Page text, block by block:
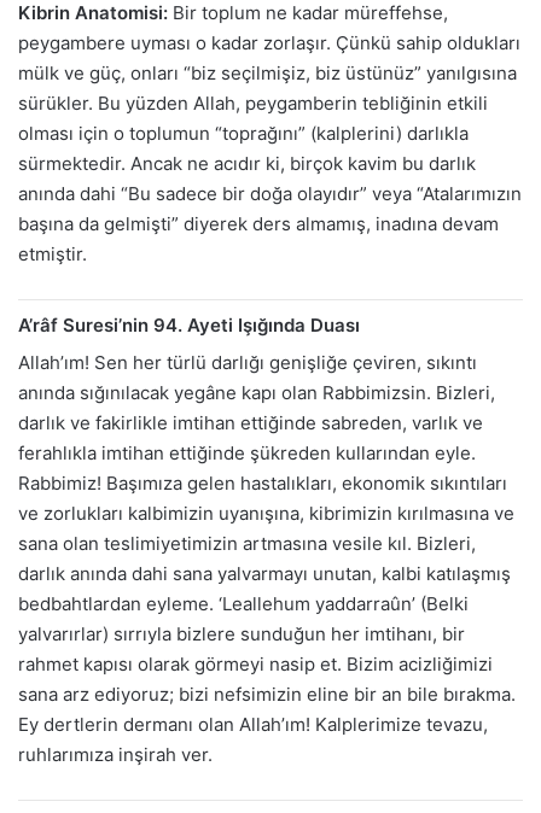
Kibrin Anatomisi: Bir toplum ne kadar müreffehse,
peygambere uyması o kadar zorlaşır. Çünkü sahip oldukları
mülk ve güç, onları “biz seçilmişiz, biz üstünüz” yanılgısına
sürükler. Bu yüzden Allah, peygamberin tebliğinin etkili
olması için o toplumun “toprağını” (kalplerini) darlıkla
sürmektedir. Ancak ne acıdır ki, birçok kavim bu darlık
anında dahi “Bu sadece bir doğa olayıdır” veya “Atalarımızın
başına da gelmişti” diyerek ders almamış, inadına devam
etmiştir.
A’râf Suresi’nin 94. Ayeti Işığında Duası
Allah’ım! Sen her türlü darlığı genişliğe çeviren, sıkıntı
anında sığınılacak yegâne kapı olan Rabbimizsin. Bizleri,
darlık ve fakirlikle imtihan ettiğinde sabreden, varlık ve
ferahlıkla imtihan ettiğinde şükreden kullarından eyle.
Rabbimiz! Başımıza gelen hastalıkları, ekonomik sıkıntıları
ve zorlukları kalbimizin uyanışına, kibrimizin kırılmasına ve
sana olan teslimiyetimizin artmasına vesile kıl. Bizleri,
darlık anında dahi sana yalvarmayı unutan, kalbi katılaşmış
bedbahtlardan eyleme. ‘Leallehum yaddarraûn’ (Belki
yalvarırlar) sırrıyla bizlere sunduğun her imtihanı, bir
rahmet kapısı olarak görmeyi nasip et. Bizim acizliğimizi
sana arz ediyoruz; bizi nefsimizin eline bir an bile bırakma.
Ey dertlerin dermanı olan Allah’ım! Kalplerimize tevazu,
ruhlarımıza inşirah ver.